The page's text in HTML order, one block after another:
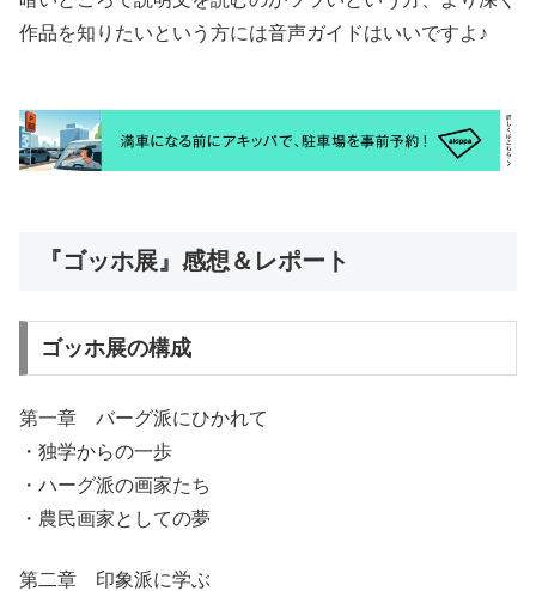
作品を知りたいという方には音声ガイドはいいですよ♪
『ゴッホ展』感想＆レポート
ゴッホ展の構成
第一章 バーグ派にひかれて
・独学からの一歩
・ハーグ派の画家たち
・農民画家としての夢
第二章 印象派に学ぶ